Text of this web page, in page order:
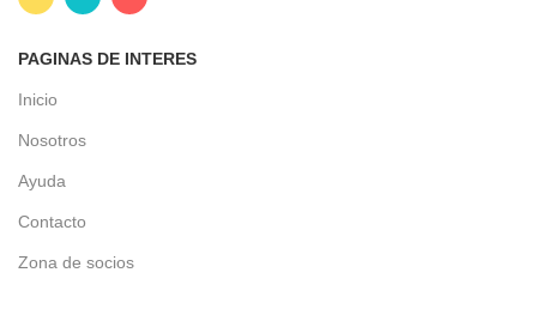
PAGINAS DE INTERES
Inicio
Nosotros
Ayuda
Contacto
Zona de socios